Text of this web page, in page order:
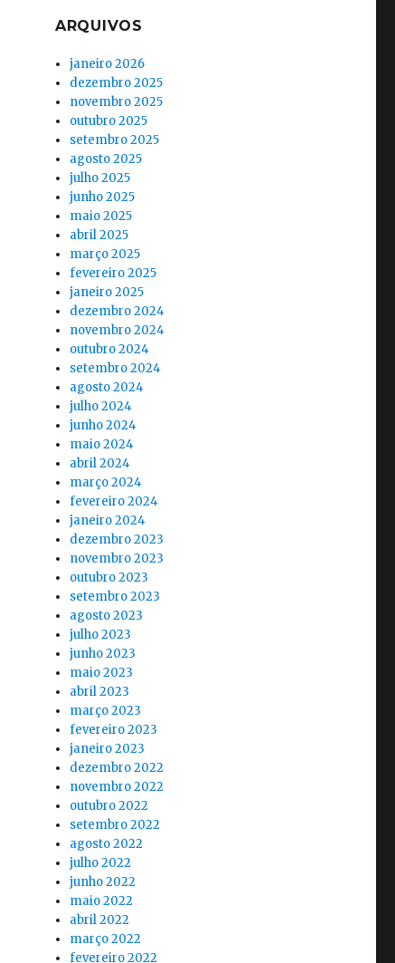
ARQUIVOS
janeiro 2026
dezembro 2025
novembro 2025
outubro 2025
setembro 2025
agosto 2025
julho 2025
junho 2025
maio 2025
abril 2025
março 2025
fevereiro 2025
janeiro 2025
dezembro 2024
novembro 2024
outubro 2024
setembro 2024
agosto 2024
julho 2024
junho 2024
maio 2024
abril 2024
março 2024
fevereiro 2024
janeiro 2024
dezembro 2023
novembro 2023
outubro 2023
setembro 2023
agosto 2023
julho 2023
junho 2023
maio 2023
abril 2023
março 2023
fevereiro 2023
janeiro 2023
dezembro 2022
novembro 2022
outubro 2022
setembro 2022
agosto 2022
julho 2022
junho 2022
maio 2022
abril 2022
março 2022
fevereiro 2022